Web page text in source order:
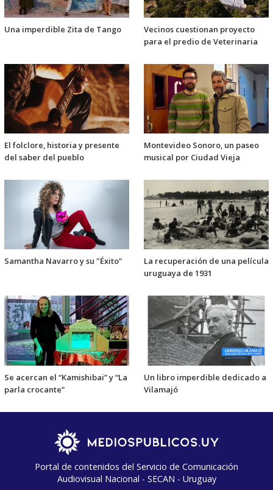
Una imperdible Zita de Tango
Vecinos cuestionan proyecto
para el predio de Veterinaria
El folclore, historia y presente
del saber del pueblo
Montevideo Sonoro, un paseo
musical por Ciudad Vieja
Samantha Navarro y su "Éxito"
La recuperación de una película
uruguaya de 1931
Se acercan el “Kamishibai” y “La
parla crocante”
Un libro imperdible dedicado a
Vilamajó
Portal de contenidos del Servicio de Comunicación
Audiovisual Nacional - SECAN - Uruguay